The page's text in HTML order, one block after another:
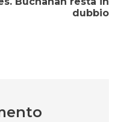
dubbio